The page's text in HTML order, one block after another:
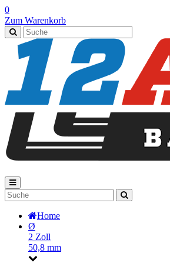
0
Zum Warenkorb
Home
Ø
2 Zoll
50,8 mm